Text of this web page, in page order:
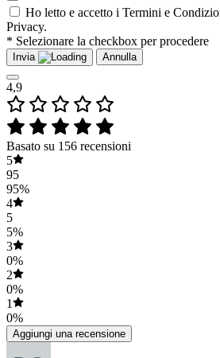
Ho letto e accetto i Termini e
Privacy.
* Selezionare la checkbox per procedere
Invia Annulla
4,9
Basato su 156 recensioni
5
95
95%
4
5
5%
3
0%
2
0%
1
0%
Aggiungi una recensione